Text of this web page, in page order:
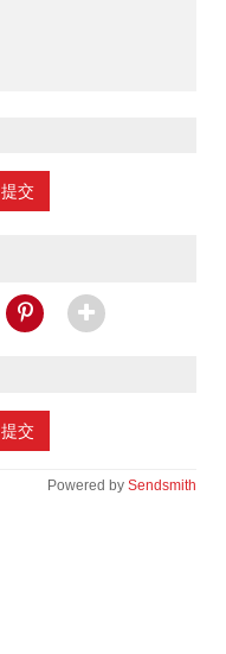
提交
提交
Powered by Sendsmith